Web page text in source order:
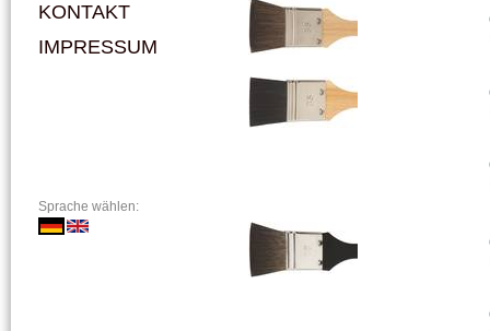
KONTAKT
IMPRESSUM
Sprache wählen: